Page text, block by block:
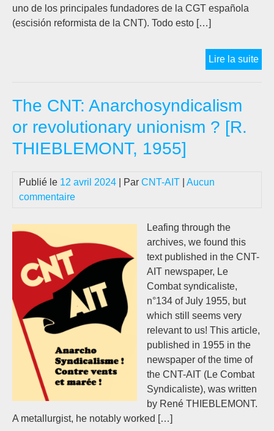
uno de los principales fundadores de la CGT española
(escisión reformista de la CNT). Todo esto […]
Lire la suiteUN
The CNT: Anarchosyndicalism
or revolutionary unionism ? [R.
THIEBLEMONT, 1955]
Publié le 12 avril 2024 | Par CNT-AIT
Aucun
commentaire
Leafing through the
archives, we found this
text published in the CNT-
AIT newspaper, Le
Combat syndicaliste,
n°134 of July 1955, but
which still seems very
relevant to us! This article,
published in 1955 in the
newspaper of the time of
the CNT-AIT (Le Combat
Syndicaliste), was written
by René THIEBLEMONT.
A metallurgist, he notably worked […]